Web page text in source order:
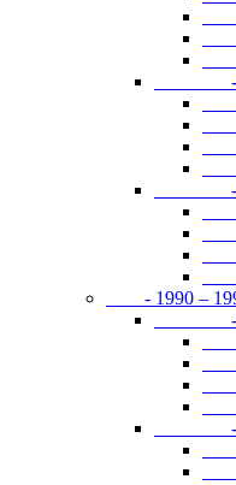
-
-
-
-
-
-
-
-
-
-
-
-
-
- 1990 –
-
-
-
-
-
-
-
-